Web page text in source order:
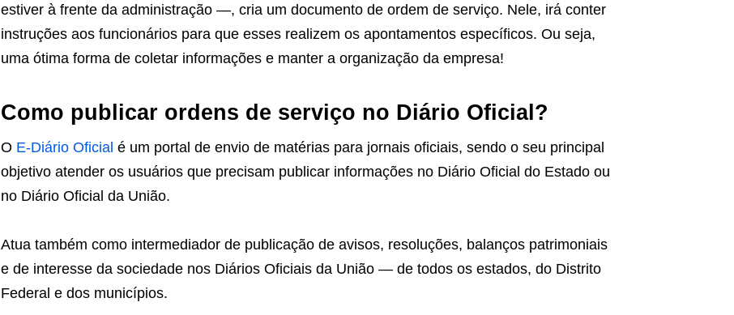
estiver à frente da administração —, cria um documento de ordem de serviço. Nele, irá conter
instruções aos funcionários para que esses realizem os apontamentos específicos. Ou seja,
uma ótima forma de coletar informações e manter a organização da empresa!
Como publicar ordens de serviço no Diário Oficial?
O E-Diário Oficial é um portal de envio de matérias para jornais oficiais, sendo o seu principal
objetivo atender os usuários que precisam publicar informações no Diário Oficial do Estado ou
no Diário Oficial da União.
Atua também como intermediador de publicação de avisos, resoluções, balanços patrimoniais
e de interesse da sociedade nos Diários Oficiais da União — de todos os estados, do Distrito
Federal e dos municípios.